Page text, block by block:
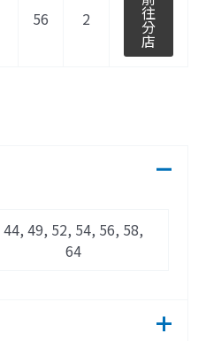
56 2 往
分
店
44, 49, 52, 54, 56, 58,
64